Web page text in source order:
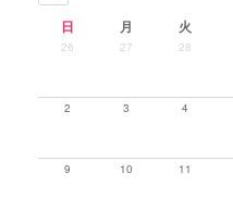
日 月 火
26 27 28
2 3 4
9 10 11